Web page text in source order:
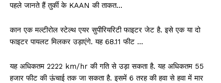
पहले जानते हैं तुर्की के KAAN की ताकत…
कान एक मल्टीरोल स्टेल्थ एयर सुपीरियरिटी फाइटर जेट है. इसे एक या दो
फाइटर पायलट मिलकर उड़ाएंगे. यह 68.11 फीट …
यह अधिकतम 2222 km/hr की गति से उड़ा सकता है. यह अधिकतम 55
हजार फीट की ऊंचाई तक जा सकता है. इसमें 6 तरह की हवा से हवा में मार